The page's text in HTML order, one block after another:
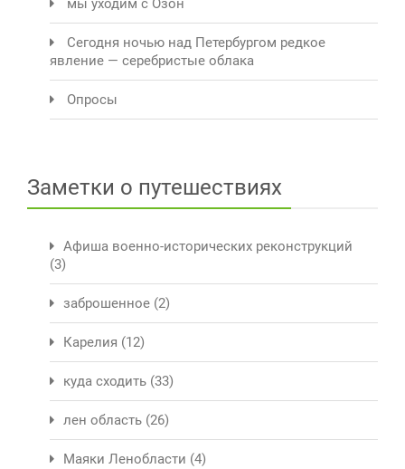
мы уходим с Озон
Сегодня ночью над Петербургом редкое
явление — серебристые облака
Опросы
Заметки о путешествиях
Афиша военно-исторических реконструкций
(3)
заброшенное (2)
Карелия (12)
куда сходить (33)
лен область (26)
Маяки Ленобласти (4)